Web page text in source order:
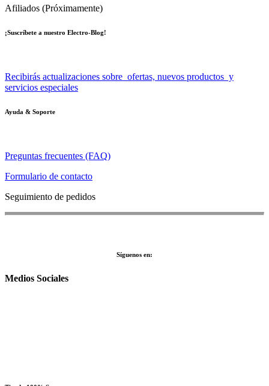
Afiliados (Próximamente)
¡Suscríbete a nuestro Electro-Blog!
Recibirás actualizaciones sobre ofertas, nuevos productos y
servicios especiales
Ayuda & Soporte
Preguntas frecuentes (FAQ)
Formulario de contacto
Seguimiento de pedidos
Síguenos en:
Medios Sociales